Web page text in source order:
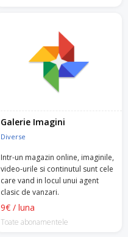
Galerie Imagini
Diverse
Intr-un magazin online, imaginile,
video-urile si continutul sunt cele
care vand in locul unui agent
clasic de vanzari.
9€ / luna
Toate abonamentele